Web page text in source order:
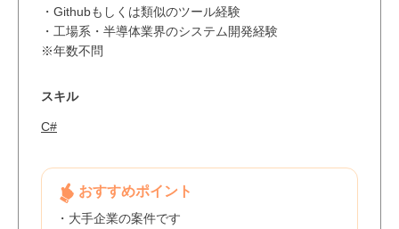
・Githubもしくは類似のツール経験
・工場系・半導体業界のシステム開発経験
※年数不問
スキル
C#
おすすめポイント
・大手企業の案件です